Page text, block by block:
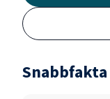
Snabbfakta